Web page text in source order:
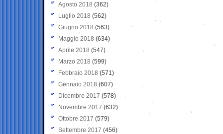
Agosto 2018 (362)
Luglio 2018 (562)
Giugno 2018 (563)
Maggio 2018 (634)
Aprile 2018 (547)
Marzo 2018 (599)
Febbraio 2018 (571)
Gennaio 2018 (607)
Dicembre 2017 (578)
Novembre 2017 (632)
Ottobre 2017 (579)
Settembre 2017 (456)